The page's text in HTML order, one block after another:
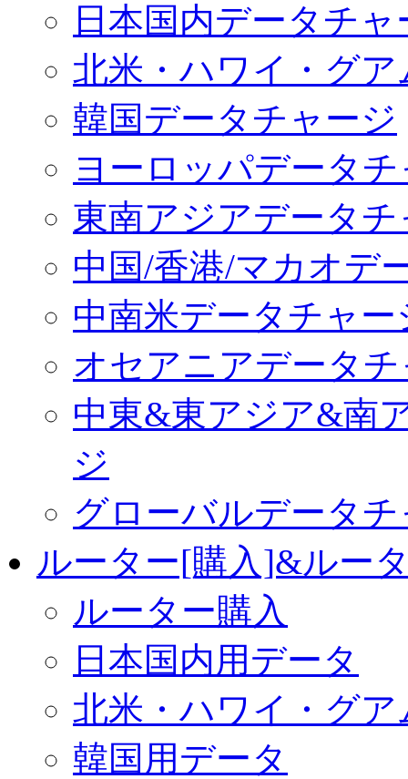
日本国内データチャ
北米・ハワイ・グ
韓国データチャージ
ヨーロッパデータ
東南アジアデータチ
中国/香港/マカオデ
中南米データチャー
オセアニアデータ
中東&東アジア&南
ジ
グローバルデータ
ルーター[購入]&ルー
ルーター購入
日本国内用データ
北米・ハワイ・グ
韓国用データ